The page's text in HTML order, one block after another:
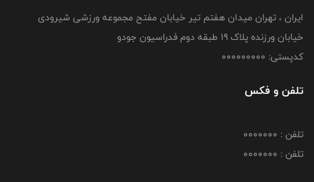
ایران ، تهران میدان هفتم تیر خیابان مفتح مجموعه ورزشی شیرودی
خیابان ورزنده پلاک ۱۹ طبقه دوم فدراسیون جودو
کدپستی: 000000000
تلفن و فکس
تلفن : 0000000
تلفن : 0000000